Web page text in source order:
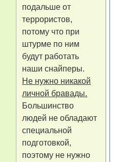
подальше от
террористов,
потому что при
штурме по ним
будут работать
наши снайперы.
Не нужно никакой
личной бравады.
Большинство
людей не обладают
специальной
подготовкой,
поэтому не нужно